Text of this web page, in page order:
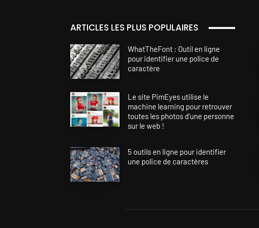
ARTICLES LES PLUS POPULAIRES
WhatTheFont : Outil en ligne
pour identifier une police de
caractère
Le site PimEyes utilise le
machine learning pour retrouver
toutes les photos d’une personne
sur le web !
5 outils en ligne pour identifier
une police de caractères